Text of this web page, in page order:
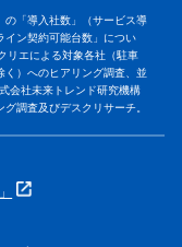
「導入社数」（サービス導
イン契約可能台数」につい
リエによる対象各社（駐車
）へのヒアリング調査、並
会社未来トレンド研究機構
調査及びデスクリサーチ。